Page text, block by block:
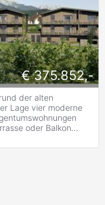
€ 375.852,-
der alten
Lage vier moderne
oder Balkon...